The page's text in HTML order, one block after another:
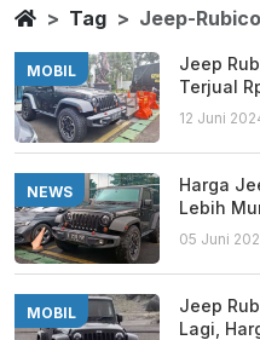
Jeep Rubicon
Berita Terbaru
HomeTag Jeep-
MOBIL
Jeep
Terjual
12 Juni
NEWS
Harga
Lebih
05 Juni
MOBIL
Jeep
Lagi,